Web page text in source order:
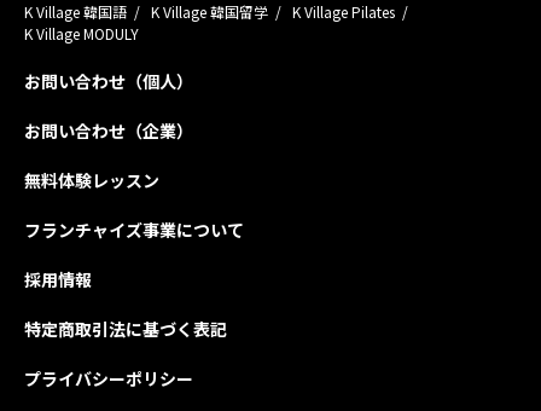
K Village 韓国語 K Village 韓国留学
K Village Pilates
K Village MODULY
お問い合わせ（個人）
お問い合わせ（企業）
無料体験レッスン
フランチャイズ事業について
採用情報
特定商取引法に基づく表記
プライバシーポリシー